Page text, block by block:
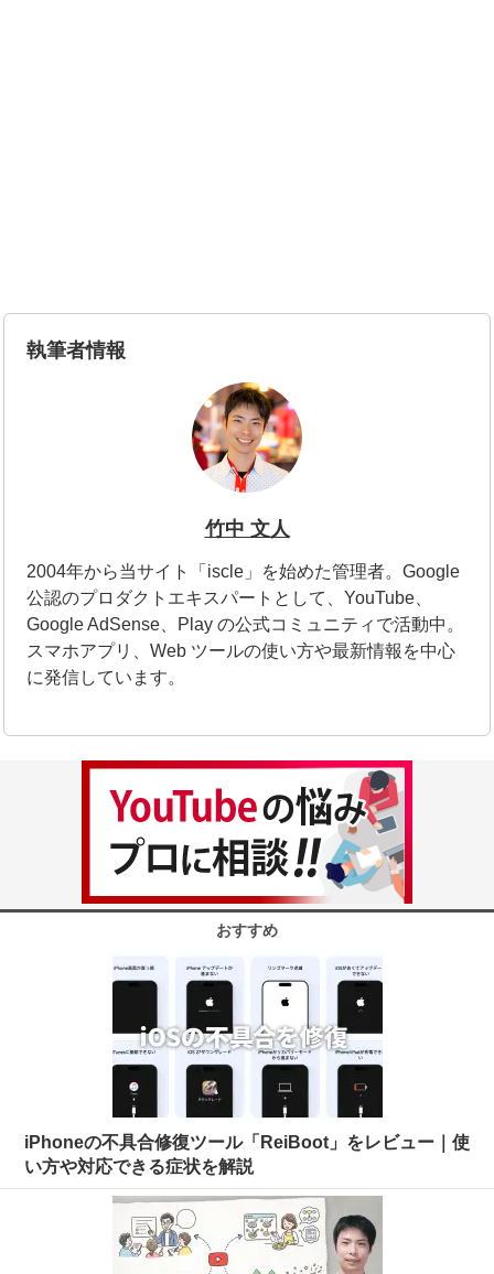
執筆者情報
竹中 文人
2004年から当サイト「iscle」を始めた管理者。Google
公認のプロダクトエキスパートとして、YouTube、
Google AdSense、Play の公式コミュニティで活動中。
スマホアプリ、Web ツールの使い方や最新情報を中心
に発信しています。
おすすめ
iPhoneの不具合修復ツール「ReiBoot」をレビュー｜使
い方や対応できる症状を解説